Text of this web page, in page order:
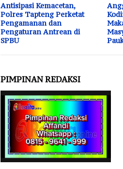
Antisipasi Kemacetan,
Polres Tapteng Perketat
Pengamanan dan
Pengaturan Antrean di
SPBU
PIMPINAN REDAKSI